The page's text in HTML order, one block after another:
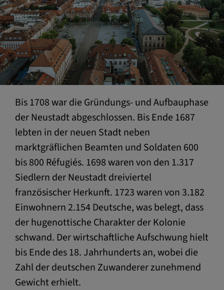
Bis 1708 war die Gründungs- und Aufbauphase
der Neustadt abgeschlossen. Bis Ende 1687
lebten in der neuen Stadt neben
marktgräflichen Beamten und Soldaten 600
bis 800 Réfugiés. 1698 waren von den 1.317
Siedlern der Neustadt dreiviertel
französischer Herkunft. 1723 waren von 3.182
Einwohnern 2.154 Deutsche, was belegt, dass
der hugenottische Charakter der Kolonie
schwand. Der wirtschaftliche Aufschwung hielt
bis Ende des 18. Jahrhunderts an, wobei die
Zahl der deutschen Zuwanderer zunehmend
Gewicht erhielt.